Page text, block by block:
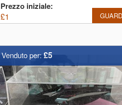
Prezzo iniziale:
£1
Venduto per: £5